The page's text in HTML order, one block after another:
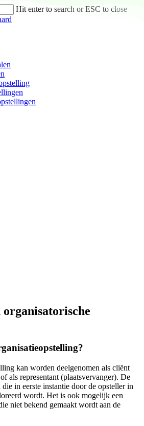
Hit enter to search or ESC to close
kan worden deelgenomen als cliënt
als representant (plaatsvervanger). De
in eerste instantie door de opsteller in
wordt. Het is ook mogelijk een
niet bekend gemaakt wordt aan de